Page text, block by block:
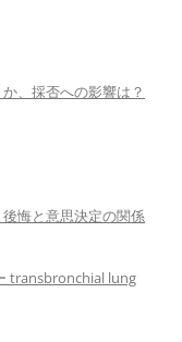
、採否への影響は？
悔と意思決定の関係
transbronchial lung